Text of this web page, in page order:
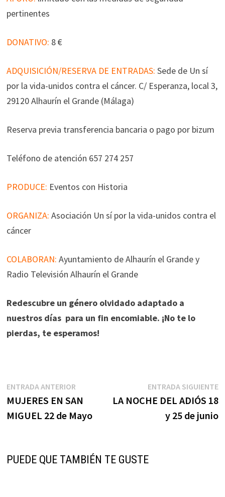
pertinentes
DONATIVO: 8 €
ADQUISICIÓN/RESERVA DE ENTRADAS: Sede de Un sí
por la vida-unidos contra el cáncer. C/ Esperanza, local 3,
29120 Alhaurín el Grande (Málaga)
Reserva previa transferencia bancaria o pago por bizum
Teléfono de atención 657 274 257
PRODUCE: Eventos con Historia
ORGANIZA: Asociación Un sí por la vida-unidos contra el
cáncer
COLABORAN: Ayuntamiento de Alhaurín el Grande y
Radio Televisión Alhaurín el Grande
Redescubre un género olvidado adaptado a
nuestros días para un fin encomiable. ¡No te lo
pierdas, te esperamos!
Navegación
de
ENTRADA ANTERIOREntrada
anterior:
MUJERES EN SAN
MIGUEL 22 de Mayo
ENTRADA SIGUIENTE
LA NOCHE DEL ADIÓS 18
y 25 de junio
PUEDE QUE TAMBIÉN TE GUSTE